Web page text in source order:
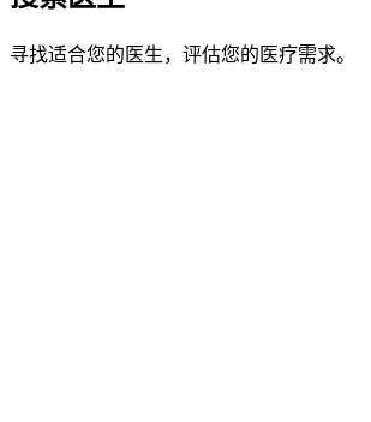
寻找适合您的医生，评估您的医疗需求。